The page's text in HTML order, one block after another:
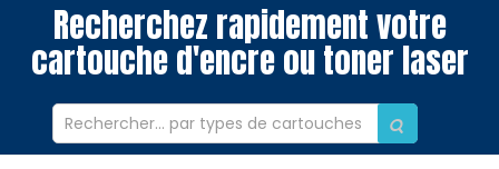
Recherchez rapidement votre
cartouche d'encre ou toner laser